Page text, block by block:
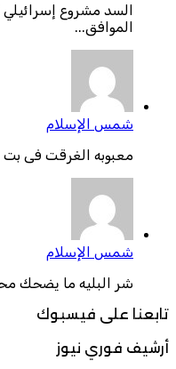
الموافق...
شمس الإسلام
معبوبه الغرقت فى بت
شمس الإسلام
شر البليه ما يضحك
تابعنا على فيسبوك
أرشيف فوري نيوز